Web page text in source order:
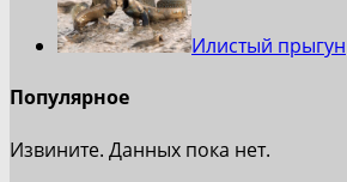
Илистый прыгун
Популярное
Извините. Данных пока нет.